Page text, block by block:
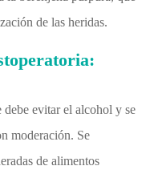
de las heridas.
evitar el alcohol y se
moderación. Se
de alimentos